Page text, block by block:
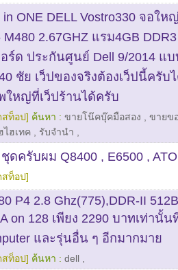
in ONE DELL Vostro330 จอให
M480 2.67GHZ แรม4GB
ร์ด ประกันศูนย์ Dell 9/2014 แ
ชัย เว็ปของจริงต้องเว็ปนี้ครับ
ใหญ่ที่เว็ปร้านได้ครับ
สท็อป] ค้นหา : ขายโน๊คบุ๊คมือสอง
ขายข
ไฮเทค รับจำนำ
ดครับผม Q8400 , E6500 ,
สท็อป]
P4 2.8 Ghz(775),DDR-II
on 128 เพียง 2290 บาทเท่านั้น
และรุ่นอื่น ๆ อีกมากมาย
สท็อป] ค้นหา : dell